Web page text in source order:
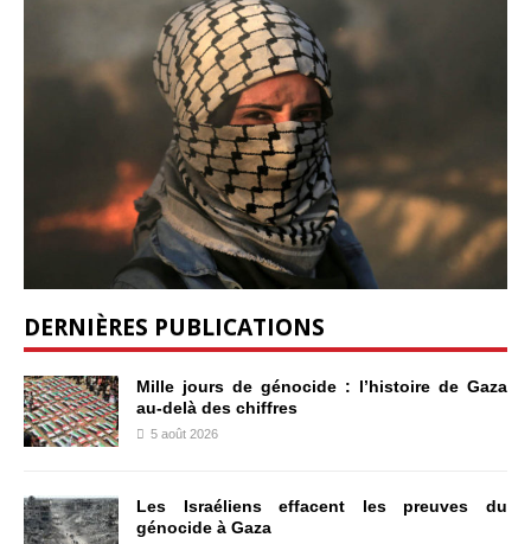
DERNIÈRES PUBLICATIONS
Mille jours de génocide : l’histoire de Gaza
au-delà des chiffres
5 août 2026
Les Israéliens effacent les preuves du
génocide à Gaza